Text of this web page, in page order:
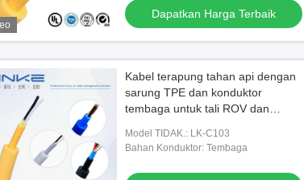
Dapatkan Harga Terbaik
Kabel terapung tahan api dengan
sarung TPE dan konduktor
tembaga untuk tali ROV dan
Model TIDAK.: LK-C103
Bahan Konduktor: Tembaga